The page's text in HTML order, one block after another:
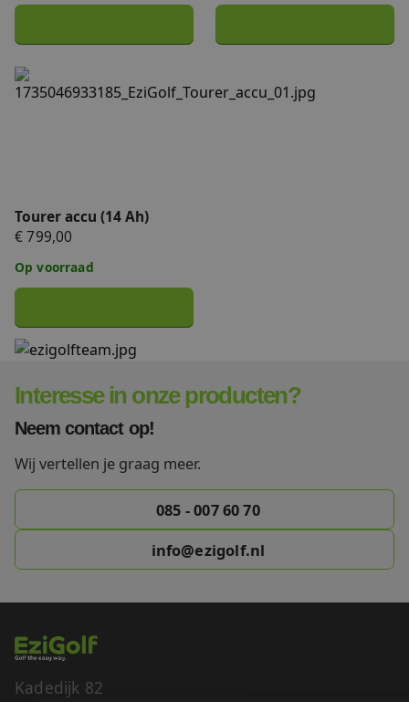
Tourer accu (14 Ah)
€ 799,00
Op voorraad
Tourer accu (14 Ah)
Interesse in onze producten?
Neem contact op!
Wij vertellen je graag meer.
085 - 007 60 70
info@ezigolf.nl
Kadedijk 82